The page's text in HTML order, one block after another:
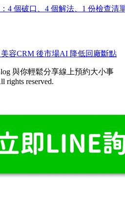
4 個破口、4 個解法、1 份檢查清
美容CRM 後市場AI 降低回廠斷點
rights reserved.